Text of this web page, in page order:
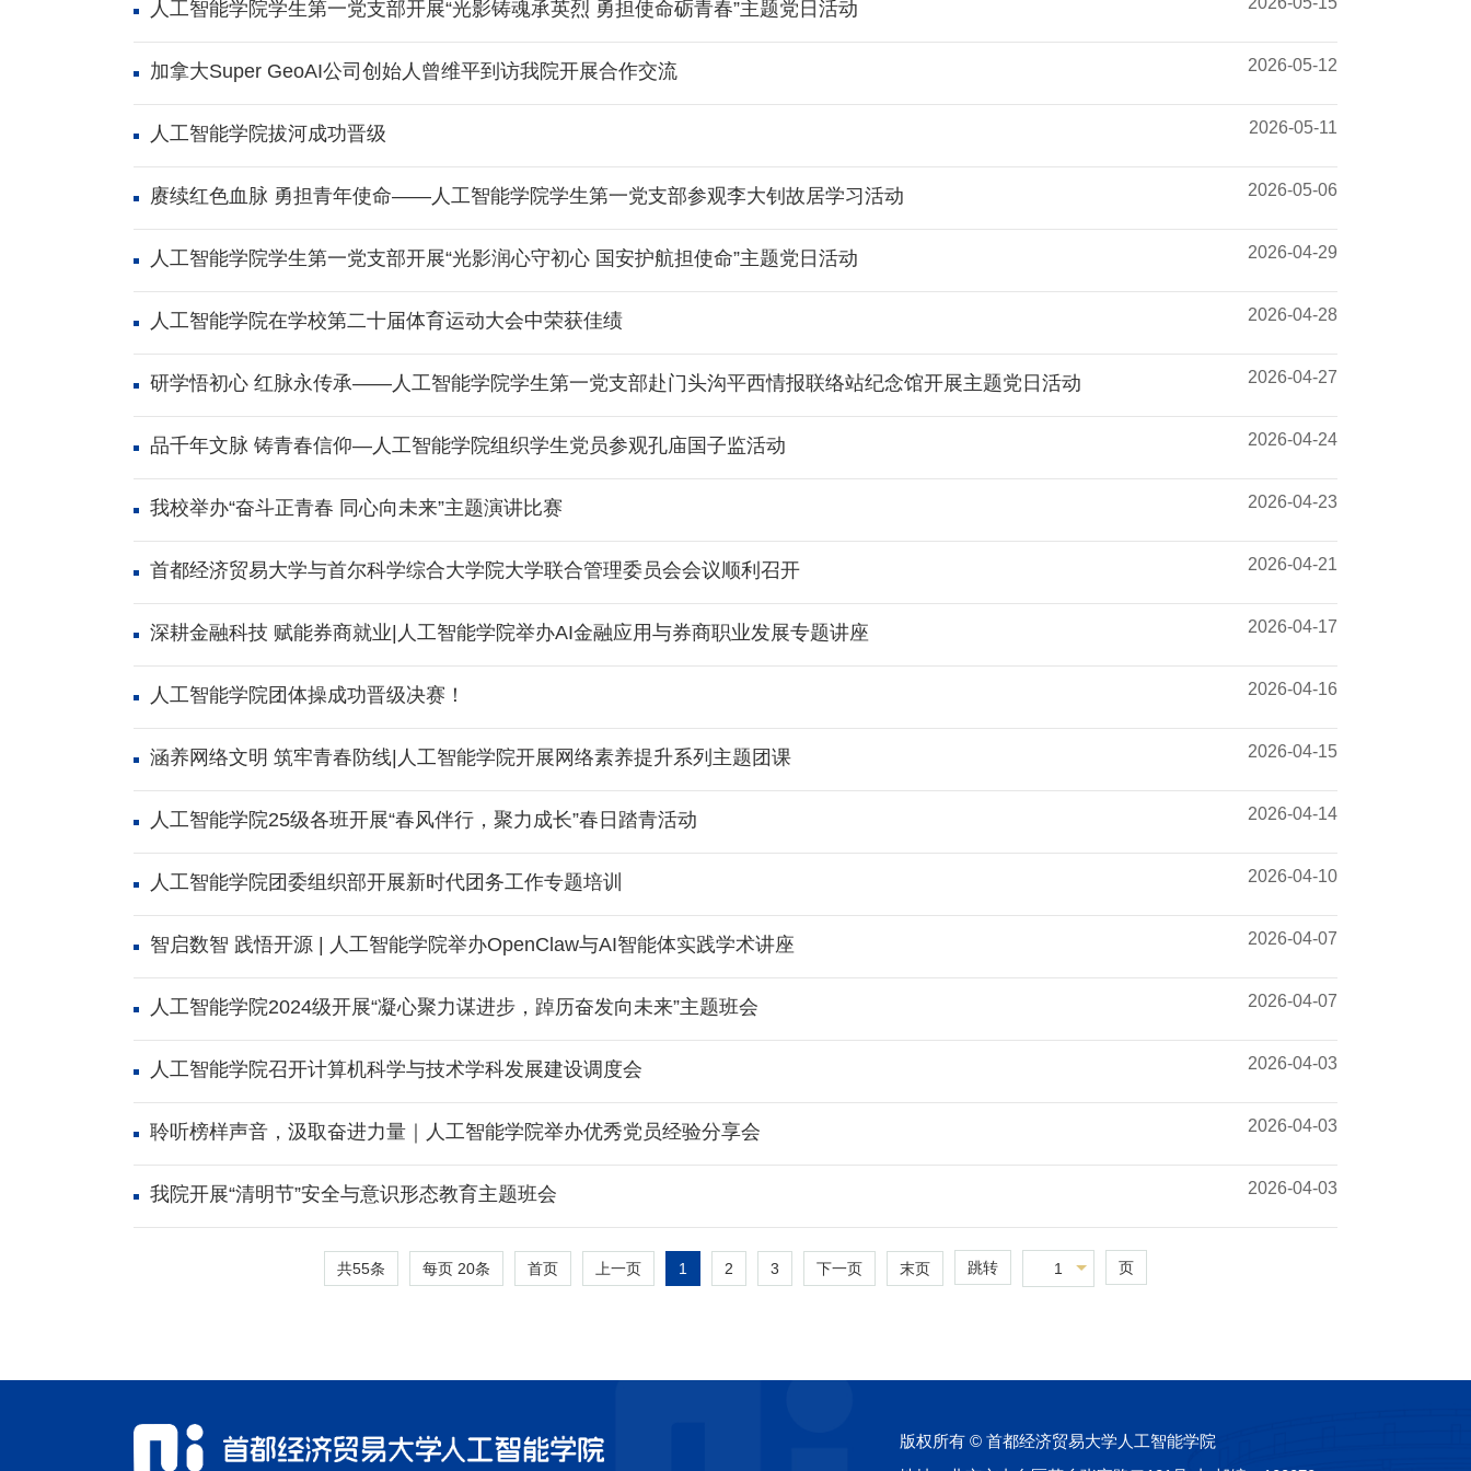
人工智能学院学生第一党支部开展“光影铸魂承英烈 勇担使命砺青春”主题党日活动
加拿大Super GeoAI公司创始人曾维平到访我院开展合作交流 2026-05-12
人工智能学院拔河成功晋级 2026-05-11
赓续红色血脉 勇担青年使命——人工智能学院学生第一党支部参观李大钊故居学习活动 2026-05-06
人工智能学院学生第一党支部开展“光影润心守初心 国安护航担使命”主题党日活动 2026-04-29
人工智能学院在学校第二十届体育运动大会中荣获佳绩 2026-04-28
研学悟初心 红脉永传承——人工智能学院学生第一党支部赴门头沟平西情报联络站纪念馆开展主题党日活动 2026-04-27
品千年文脉 铸青春信仰—人工智能学院组织学生党员参观孔庙国子监活动 2026-04-24
我校举办“奋斗正青春 同心向未来”主题演讲比赛 2026-04-23
首都经济贸易大学与首尔科学综合大学院大学联合管理委员会会议顺利召开 2026-04-21
深耕金融科技 赋能券商就业|人工智能学院举办AI金融应用与券商职业发展专题讲座 2026-04-17
人工智能学院团体操成功晋级决赛！ 2026-04-16
涵养网络文明 筑牢青春防线|人工智能学院开展网络素养提升系列主题团课 2026-04-15
人工智能学院25级各班开展“春风伴行，聚力成长”春日踏青活动 2026-04-14
人工智能学院团委组织部开展新时代团务工作专题培训 2026-04-10
智启数智 践悟开源 | 人工智能学院举办OpenClaw与AI智能体实践学术讲座 2026-04-07
人工智能学院2024级开展“凝心聚力谋进步，踔历奋发向未来”主题班会 2026-04-07
人工智能学院召开计算机科学与技术学科发展建设调度会 2026-04-03
聆听榜样声音，汲取奋进力量｜人工智能学院举办优秀党员经验分享会 2026-04-03
我院开展“清明节”安全与意识形态教育主题班会 2026-04-03
共55条 每页 20条 首页 上一页 1 2 3 下一页 末页 跳转 1 页
版权所有 © 首都经济贸易大学人工智能学院